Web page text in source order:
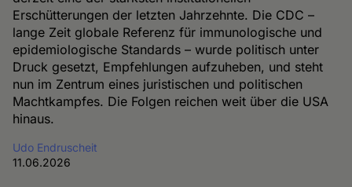
Erschütterungen der letzten Jahrzehnte. Die CDC –
lange Zeit globale Referenz für immunologische und
epidemiologische Standards – wurde politisch unter
Druck gesetzt, Empfehlungen aufzuheben, und steht
nun im Zentrum eines juristischen und politischen
Machtkampfes. Die Folgen reichen weit über die USA
hinaus.
Udo Endruscheit
11.06.2026